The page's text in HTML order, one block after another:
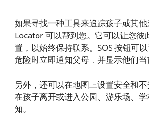
如果寻找一种工具来追踪孩子或其
Locator 可以帮到您。它可以让您彼
置，以始终保持联系。SOS 按钮可
危险时立即通知父母，并显示他们当
另外，还可以在地图上设置安全和
在孩子离开或进入公园、游乐场、
知。